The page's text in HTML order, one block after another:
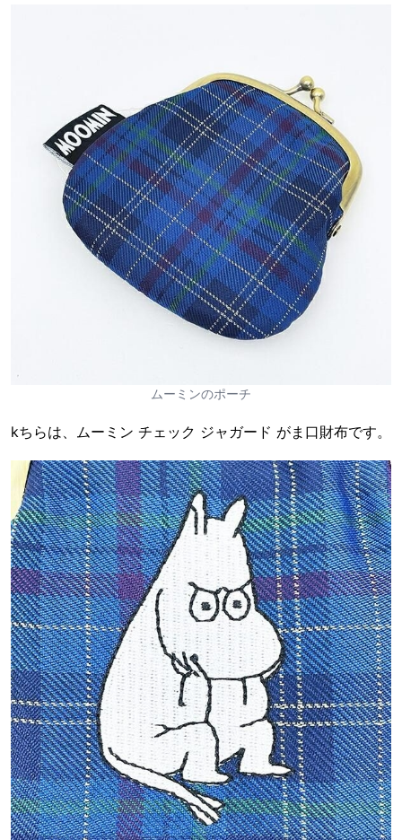
ムーミンのポーチ
kちらは、ムーミン チェック ジャガード がま口財布です。